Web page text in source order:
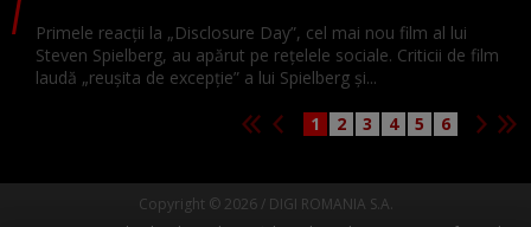
Primele reacții la „Disclosure Day”, cel mai nou film al lui
Steven Spielberg, au apărut pe rețelele sociale. Criticii de film
laudă „reușita de excepție” a lui Spielberg și...
1 2 3 4 5 6
Copyright © 2026 / DIGI ROMANIA S.A.